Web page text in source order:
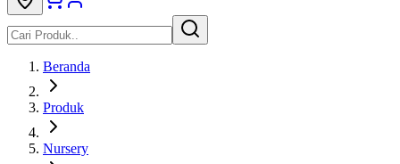
Beranda
Produk
Nursery